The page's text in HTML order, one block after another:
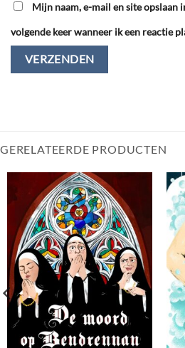
Mijn naam, e-mail en site opslaan
volgende keer wanneer ik een reactie
GERELATEERDE PRODUCTEN